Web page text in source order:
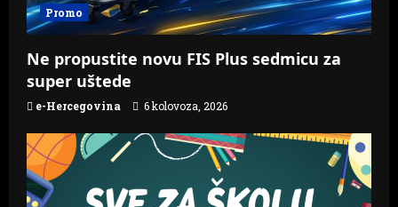
nPromo
Ne propustite novu FIS Plus sedmicu za
super uštede
e-Hercegovina 6 kolovoza, 2026